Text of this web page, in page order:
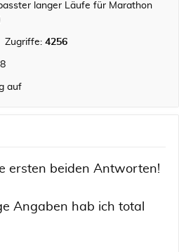
langer Läufe für Marathon
Zugriffe: 4256
auf
ersten beiden Antworten!
Angaben hab ich total